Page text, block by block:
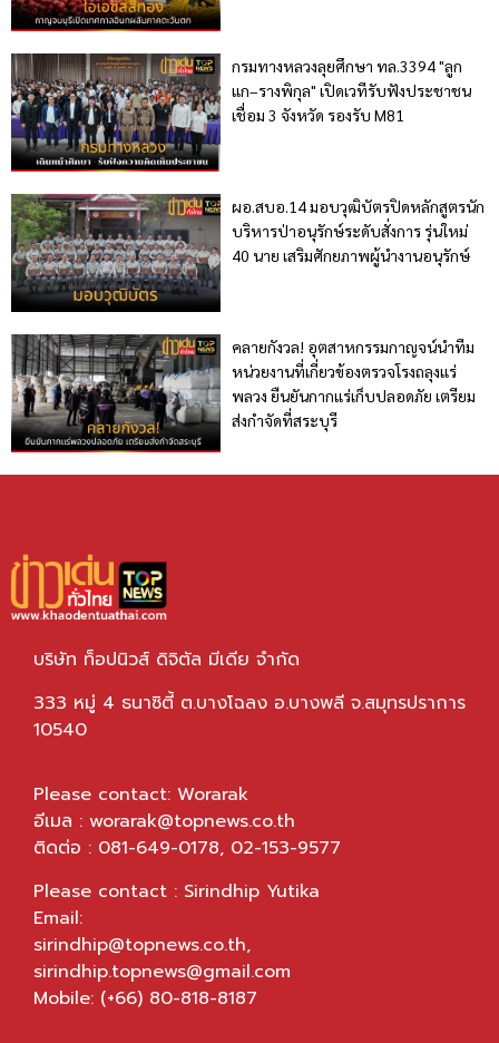
กรมทางหลวงลุยศึกษา ทล.3394 "ลูก
แก–รางพิกุล" เปิดเวทีรับฟังประชาชน
เชื่อม 3 จังหวัด รองรับ M81
ผอ.สบอ.14 มอบวุฒิบัตรปิดหลักสูตรนัก
บริหารป่าอนุรักษ์ระดับสั่งการ รุ่นใหม่
40 นาย เสริมศักยภาพผู้นำงานอนุรักษ์
คลายกังวล! อุตสาหกรรมกาญจน์นำทีม
หน่วยงานที่เกี่ยวข้องตรวจโรงถลุงแร่
พลวง ยืนยันกากแร่เก็บปลอดภัย เตรียม
ส่งกำจัดที่สระบุรี
บริษัท ท็อปนิวส์ ดิจิตัล มีเดีย จำกัด
333 หมู่ 4 ธนาซิตี้ ต.บางโฉลง อ.บางพลี จ.สมุทรปราการ
10540
Please contact: Worarak
อีเมล : worarak@topnews.co.th
ติดต่อ : 081-649-0178, 02-153-9577
Please contact : Sirindhip Yutika
Email:
sirindhip@topnews.co.th,
sirindhip.topnews@gmail.com
Mobile: (+66) 80-818-8187